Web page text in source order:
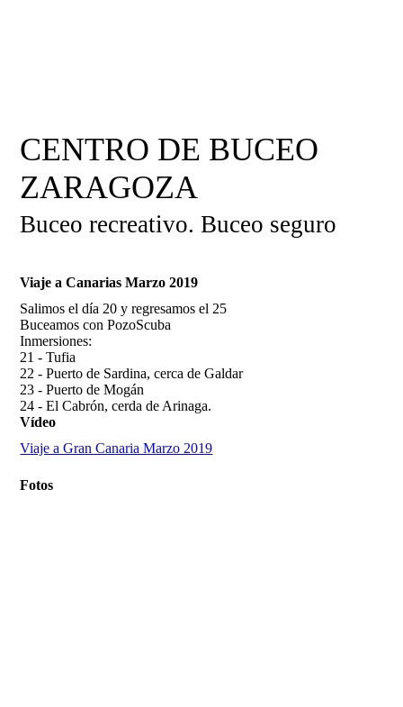
CENTRO DE BUCEO
ZARAGOZA
Buceo recreativo. Buceo seguro
Viaje a Canarias Marzo 2019
Salimos el día 20 y regresamos el 25
Buceamos con PozoScuba
Inmersiones:
21 - Tufia
22 - Puerto de Sardina, cerca de Galdar
23 - Puerto de Mogán
24 - El Cabrón, cerda de Arinaga.
Vídeo
Viaje a Gran Canaria Marzo 2019
Fotos